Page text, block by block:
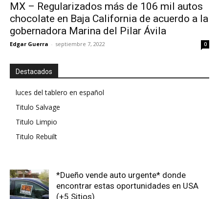
MX – Regularizados más de 106 mil autos
chocolate en Baja California de acuerdo a la
gobernadora Marina del Pilar Ávila
Edgar Guerra - septiembre 7, 2022 0
Destacados
luces del tablero en español
Titulo Salvage
Titulo Limpio
Titulo Rebuilt
*Dueño vende auto urgente* donde
encontrar estas oportunidades en USA
(+5 Sitios)